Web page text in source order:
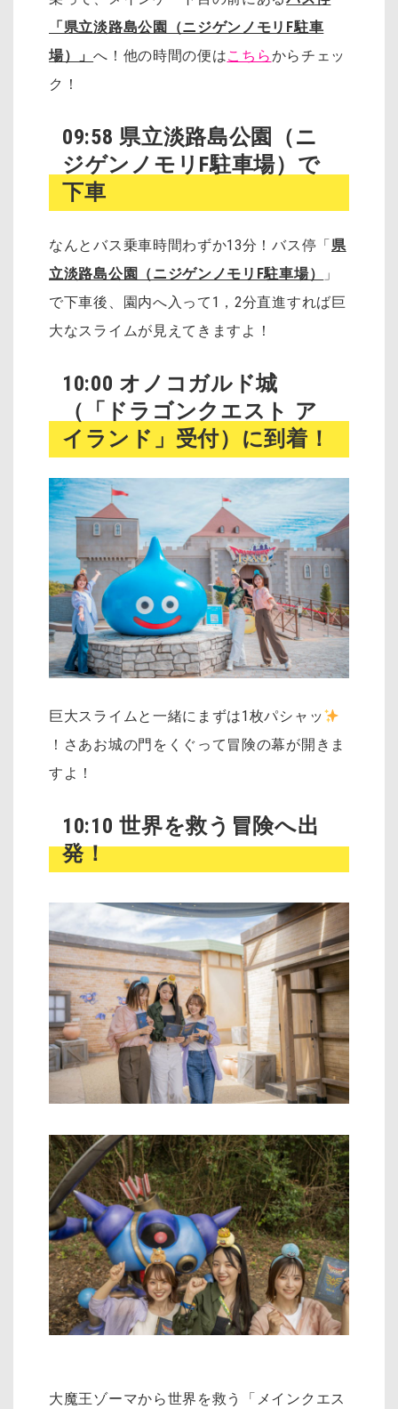
「県立淡路島公園（ニジゲンノモリF駐車
場）」へ ！他の時間の便はこちらからチェッ
ク！
09:58 県立淡路島公園（ニ
ジゲンノモリF駐車場）で
下車
なんとバス乗車時間わずか13分！バス停「県
立淡路島公園（ニジゲンノモリF駐車場）
」
で下車後、園内へ入って1，2分直進すれば巨
大なスライムが見えてきますよ！
10:00 オノコガルド城
（「ドラゴンクエスト ア
イランド」受付）に到着！
巨大スライムと一緒にまずは1枚パシャッ
！さあお城の門をくぐって冒険の幕が開きま
すよ！
10:10 世界を救う冒険へ出
発！
大魔王ゾーマから世界を救う「メインクエス